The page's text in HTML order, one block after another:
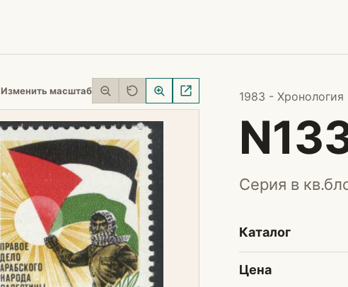
Изменить масштаб 1983 - Хронология
Серия в
Каталог
Цена